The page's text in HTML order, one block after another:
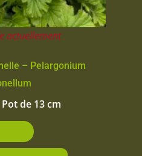
actuellement
– Pelargonium
Pot de 13 cm